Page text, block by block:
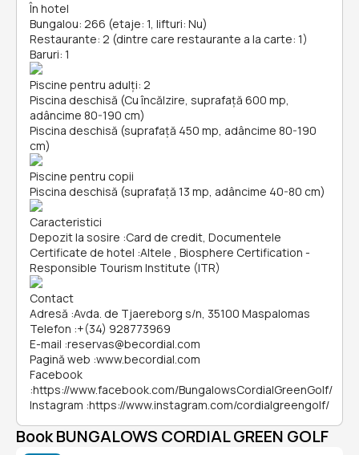
În hotel
Bungalou: 266 (etaje: 1, lifturi: Nu)
Restaurante: 2 (dintre care restaurante a la carte: 1)
Baruri: 1
Piscine pentru adulți: 2
Piscina deschisă (Cu încălzire, suprafață 600 mp,
adâncime 80-190 cm)
Piscina deschisă (suprafață 450 mp, adâncime 80-190
cm)
Piscine pentru copii
Piscina deschisă (suprafață 13 mp, adâncime 40-80 cm)
Caracteristici
Depozit la sosire :Card de credit, Documentele
Certificate de hotel :Altele , Biosphere Certification -
Responsible Tourism Institute (ITR)
Contact
Adresă :Avda. de Tjaereborg s/n, 35100 Maspalomas
Telefon :+(34) 928773969
E-mail :reservas@becordial.com
Pagină web :www.becordial.com
Facebook
:https://www.facebook.com/BungalowsCordialGreenGolf/
Instagram :https://www.instagram.com/cordialgreengolf/
Book BUNGALOWS CORDIAL GREEN GOLF